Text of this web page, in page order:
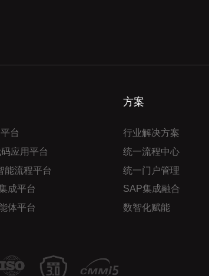
台
应用平台
能流程平台
成平台
体平台
方案
行业解决方案
统一流程中心
统一门户管理
SAP集成融合
数智化赋能